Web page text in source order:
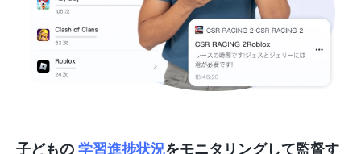
子どもの 学習進捗状況をモニタリングして監督す